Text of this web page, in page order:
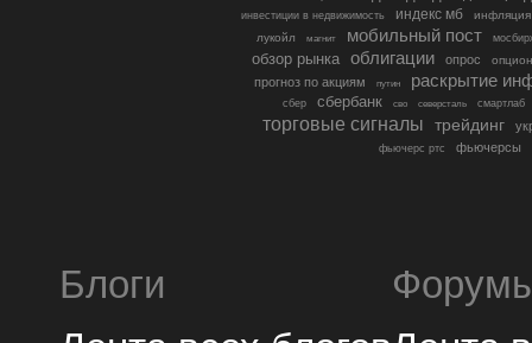
инвестиции в недвижимость индекс мб
инфляция
лукойл
магнит мобильный пост
обзор рынка облигации опрос
прогноз по акциям путин раскрытие
сбер сбербанк сво северсталь смартлаб
торговые сигналы трейдинг
фьючерс ртс фьючерсы
Блоги